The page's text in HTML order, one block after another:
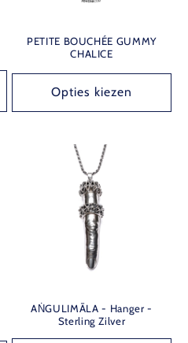
PETITE BOUCHÉE GUMMY
CHALICE
Opties kiezen
AṄGULIMĀLA - Hanger -
Sterling Zilver